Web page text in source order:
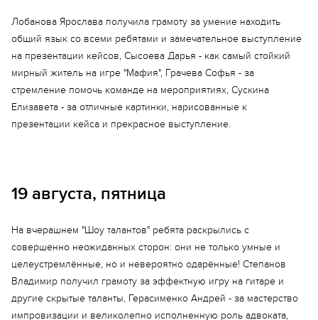
Еще 11 фото
Лобанова Ярослава получила грамоту за умение находить
общий язык со всеми ребятами и замечательное выступление
на презентации кейсов, Сысоева Дарья - как самый стойкий
мирный житель на игре "Мафия", Грачева Софья - за
стремление помочь команде на мероприятиях, Сускина
Елизавета - за отличные картинки, нарисованные к
презентации кейса и прекрасное выступление.
19 августа, пятница
На вчерашнем "Шоу талантов" ребята раскрылись с
совершенно неожиданных сторон: они не только умные и
целеустремлённые, но и невероятно одарённые! Степанов
Владимир получил грамоту за эффектную игру на гитаре и
другие скрытые таланты, Герасименко Андрей - за мастерство
импровизации и великолепно исполненную роль адвоката,